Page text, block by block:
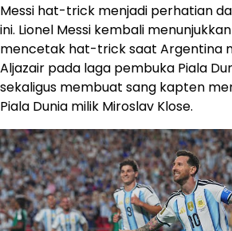
Messi hat-trick menjadi perhatian
ini. Lionel Messi kembali
mencetak hat-trick saat Argentina
Aljazair pada laga pembuka Piala
sekaligus membuat sang kapten
Piala Dunia milik Miroslav Klose.